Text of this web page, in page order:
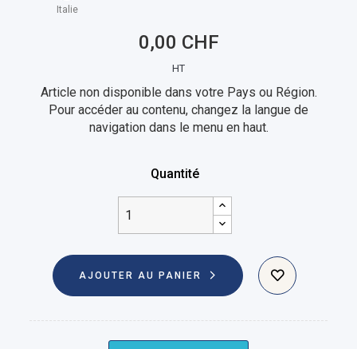
Italie
0,00 CHF
HT
Article non disponible dans votre Pays ou Région.
Pour accéder au contenu, changez la langue de
navigation dans le menu en haut.
Quantité
AJOUTER AU PANIER